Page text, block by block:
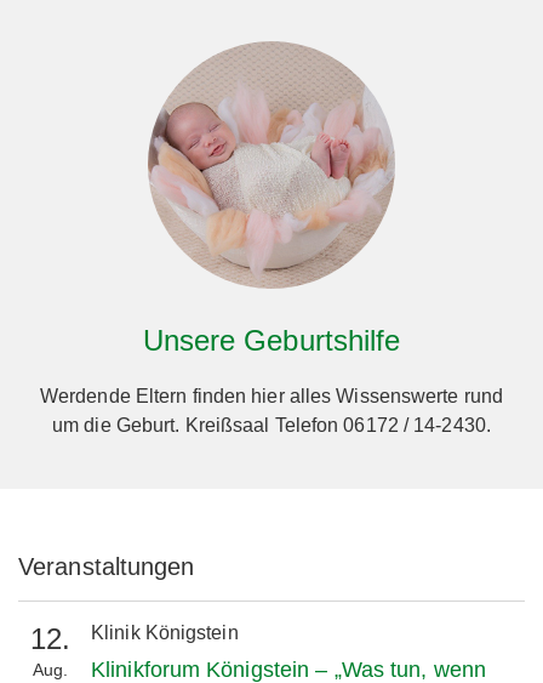
Unsere Geburtshilfe
Werdende Eltern finden hier alles Wissenswerte rund
um die Geburt. Kreißsaal Telefon 06172 / 14-2430.
Veranstaltungen
12.
Aug.
Klinik Königstein
Klinikforum Königstein – „Was tun, wenn